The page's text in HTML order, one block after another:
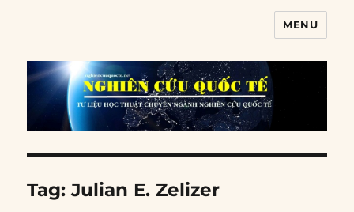
MENU
Tag:Julian E. Zelizer